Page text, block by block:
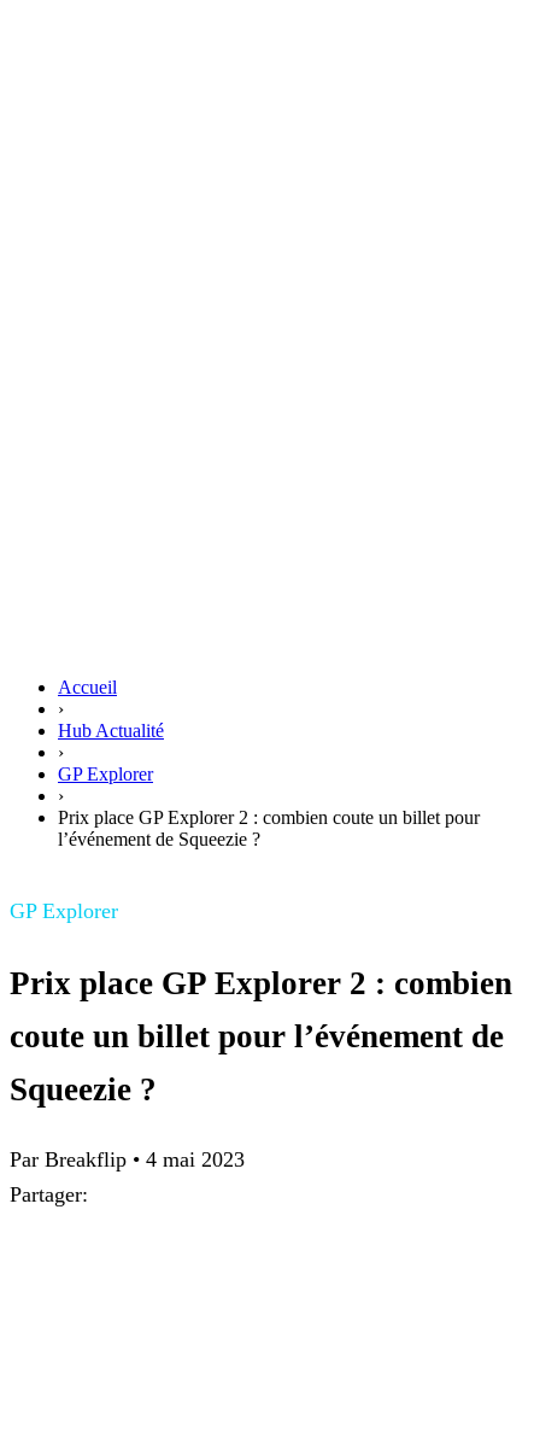
Accueil
›
Hub Actualité
›
GP Explorer
›
Prix place GP Explorer 2 : combien coute un billet pour
l’événement de Squeezie ?
GP Explorer
Prix place GP Explorer 2 : combien
coute un billet pour l’événement de
Squeezie ?
Par Breakflip • 4 mai 2023
Partager: